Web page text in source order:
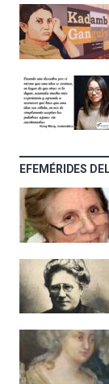
EFEMÉRIDES